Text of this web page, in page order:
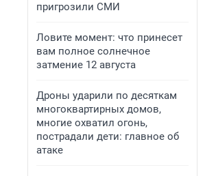
пригрозили СМИ
Ловите момент: что принесет
вам полное солнечное
затмение 12 августа
Дроны ударили по десяткам
многоквартирных домов,
многие охватил огонь,
пострадали дети: главное об
атаке